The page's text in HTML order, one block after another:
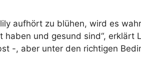
aufhört zu blühen, wird es
und gesund sind“,
-, aber unter den richtigen